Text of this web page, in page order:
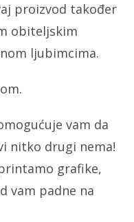
proizvod također
obiteljskim
ljubimcima.
vam da
nitko drugi nema!
grafike,
vam padne na